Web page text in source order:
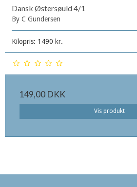
Dansk Østersøuld 4/1
By C Gundersen
Kilopris: 1490 kr.
149,00 DKK
Vis produkt